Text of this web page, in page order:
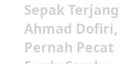
Sepak Terjang
Ahmad Dofiri,
Pernah Pecat